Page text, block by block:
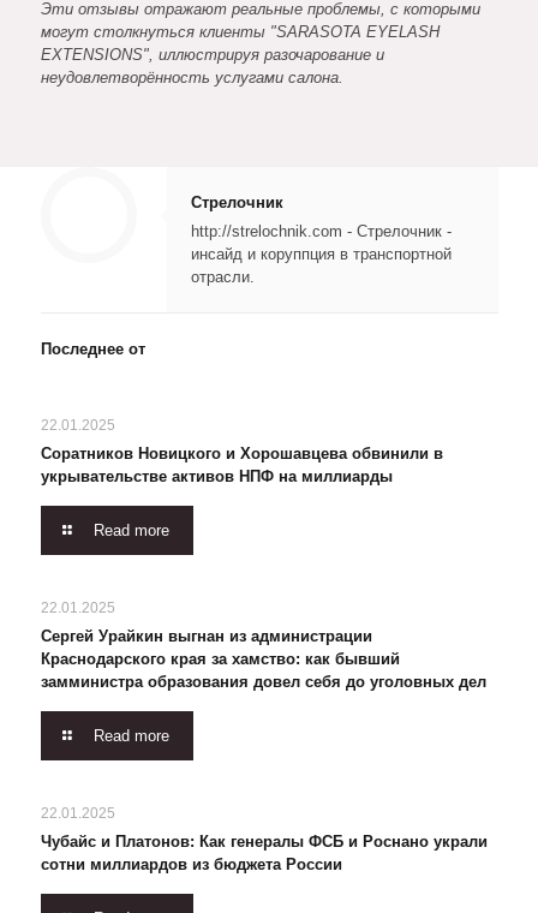
Эти отзывы отражают реальные проблемы, с которыми
могут столкнуться клиенты "SARASOTA EYELASH
EXTENSIONS", иллюстрируя разочарование и
неудовлетворённость услугами салона.
Стрелочник
http://strelochnik.com - Стрелочник -
инсайд и коруппция в транспортной
отрасли.
Последнее от
22.01.2025
Соратников Новицкого и Хорошавцева обвинили в
укрывательстве активов НПФ на миллиарды
Read more
22.01.2025
Сергей Урайкин выгнан из администрации
Краснодарского края за хамство: как бывший
замминистра образования довел себя до уголовных дел
Read more
22.01.2025
Чубайс и Платонов: Как генералы ФСБ и Роснано украли
сотни миллиардов из бюджета России